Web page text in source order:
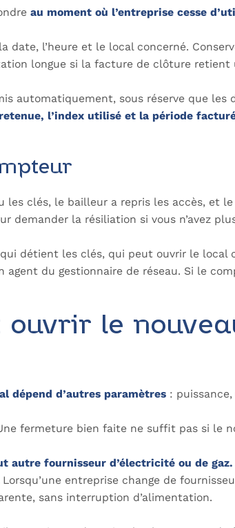
au moment où l’entreprise cesse
l’heure et le local concerné.
longue si la facture de clôture
automatiquement, sous réserve que les
l’index utilisé et la période
les clés, le bailleur a repris les accès, et
demander la résiliation si vous n’avez
détient les clés, qui peut ouvrir le
du gestionnaire de réseau. Si le
ouvrir le
dépend d’autres paramètres :
fermeture bien faite ne suffit pas si le
autre fournisseur d’électricité ou de gaz.
Lorsqu’une entreprise change de
sans interruption d’alimentation.